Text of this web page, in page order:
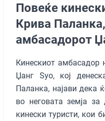
Повеќе
Крива
амбасадорот
Кинескиот
Џанг Ѕуо, кој
Паланка, најави дека
во неговата земја
кинески туристи, кои